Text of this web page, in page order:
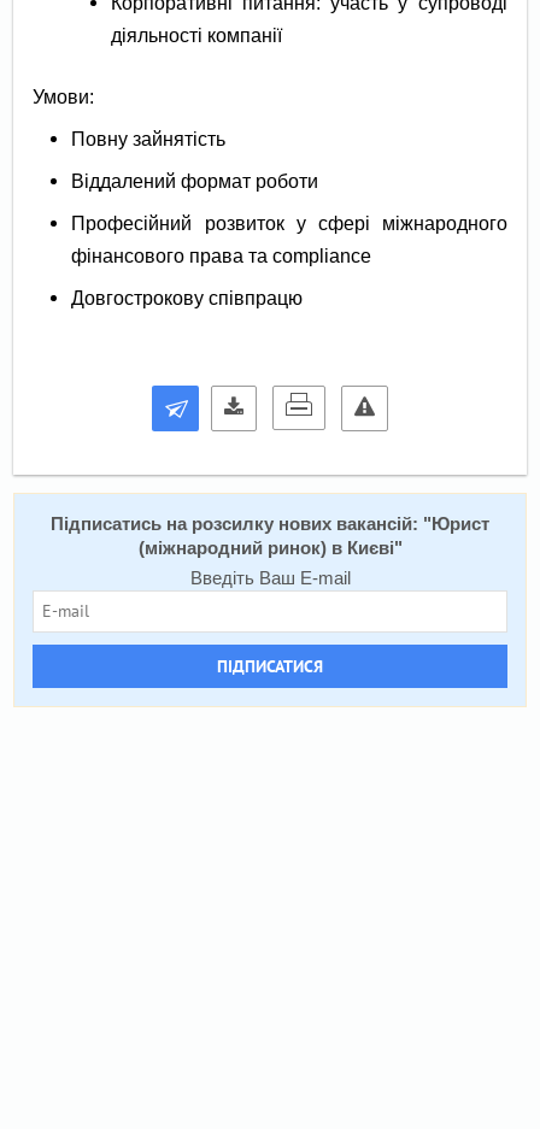
діяльності компанії
Умови:
Повну зайнятість
Віддалений формат роботи
Професійний розвиток у сфері міжнародного
фінансового права та compliance
Довгострокову співпрацю
Підписатись на розсилку нових вакансій: " Юрист
(міжнародний ринок) в Києві"
Введіть Ваш E-mail
ПІДПИСАТИСЯ